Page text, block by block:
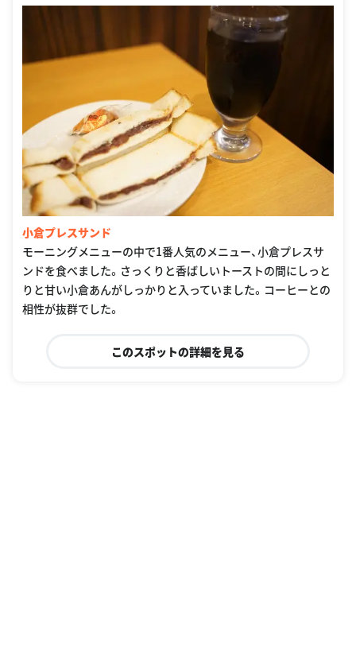
小倉プレスサンド
モーニングメニューの中で1番人気のメニュー、小倉プレスサ
ンドを食べました。さっくりと香ばしいトーストの間にしっと
りと甘い小倉あんがしっかりと入っていました。コーヒーとの
相性が抜群でした。
このスポットの詳細を見る